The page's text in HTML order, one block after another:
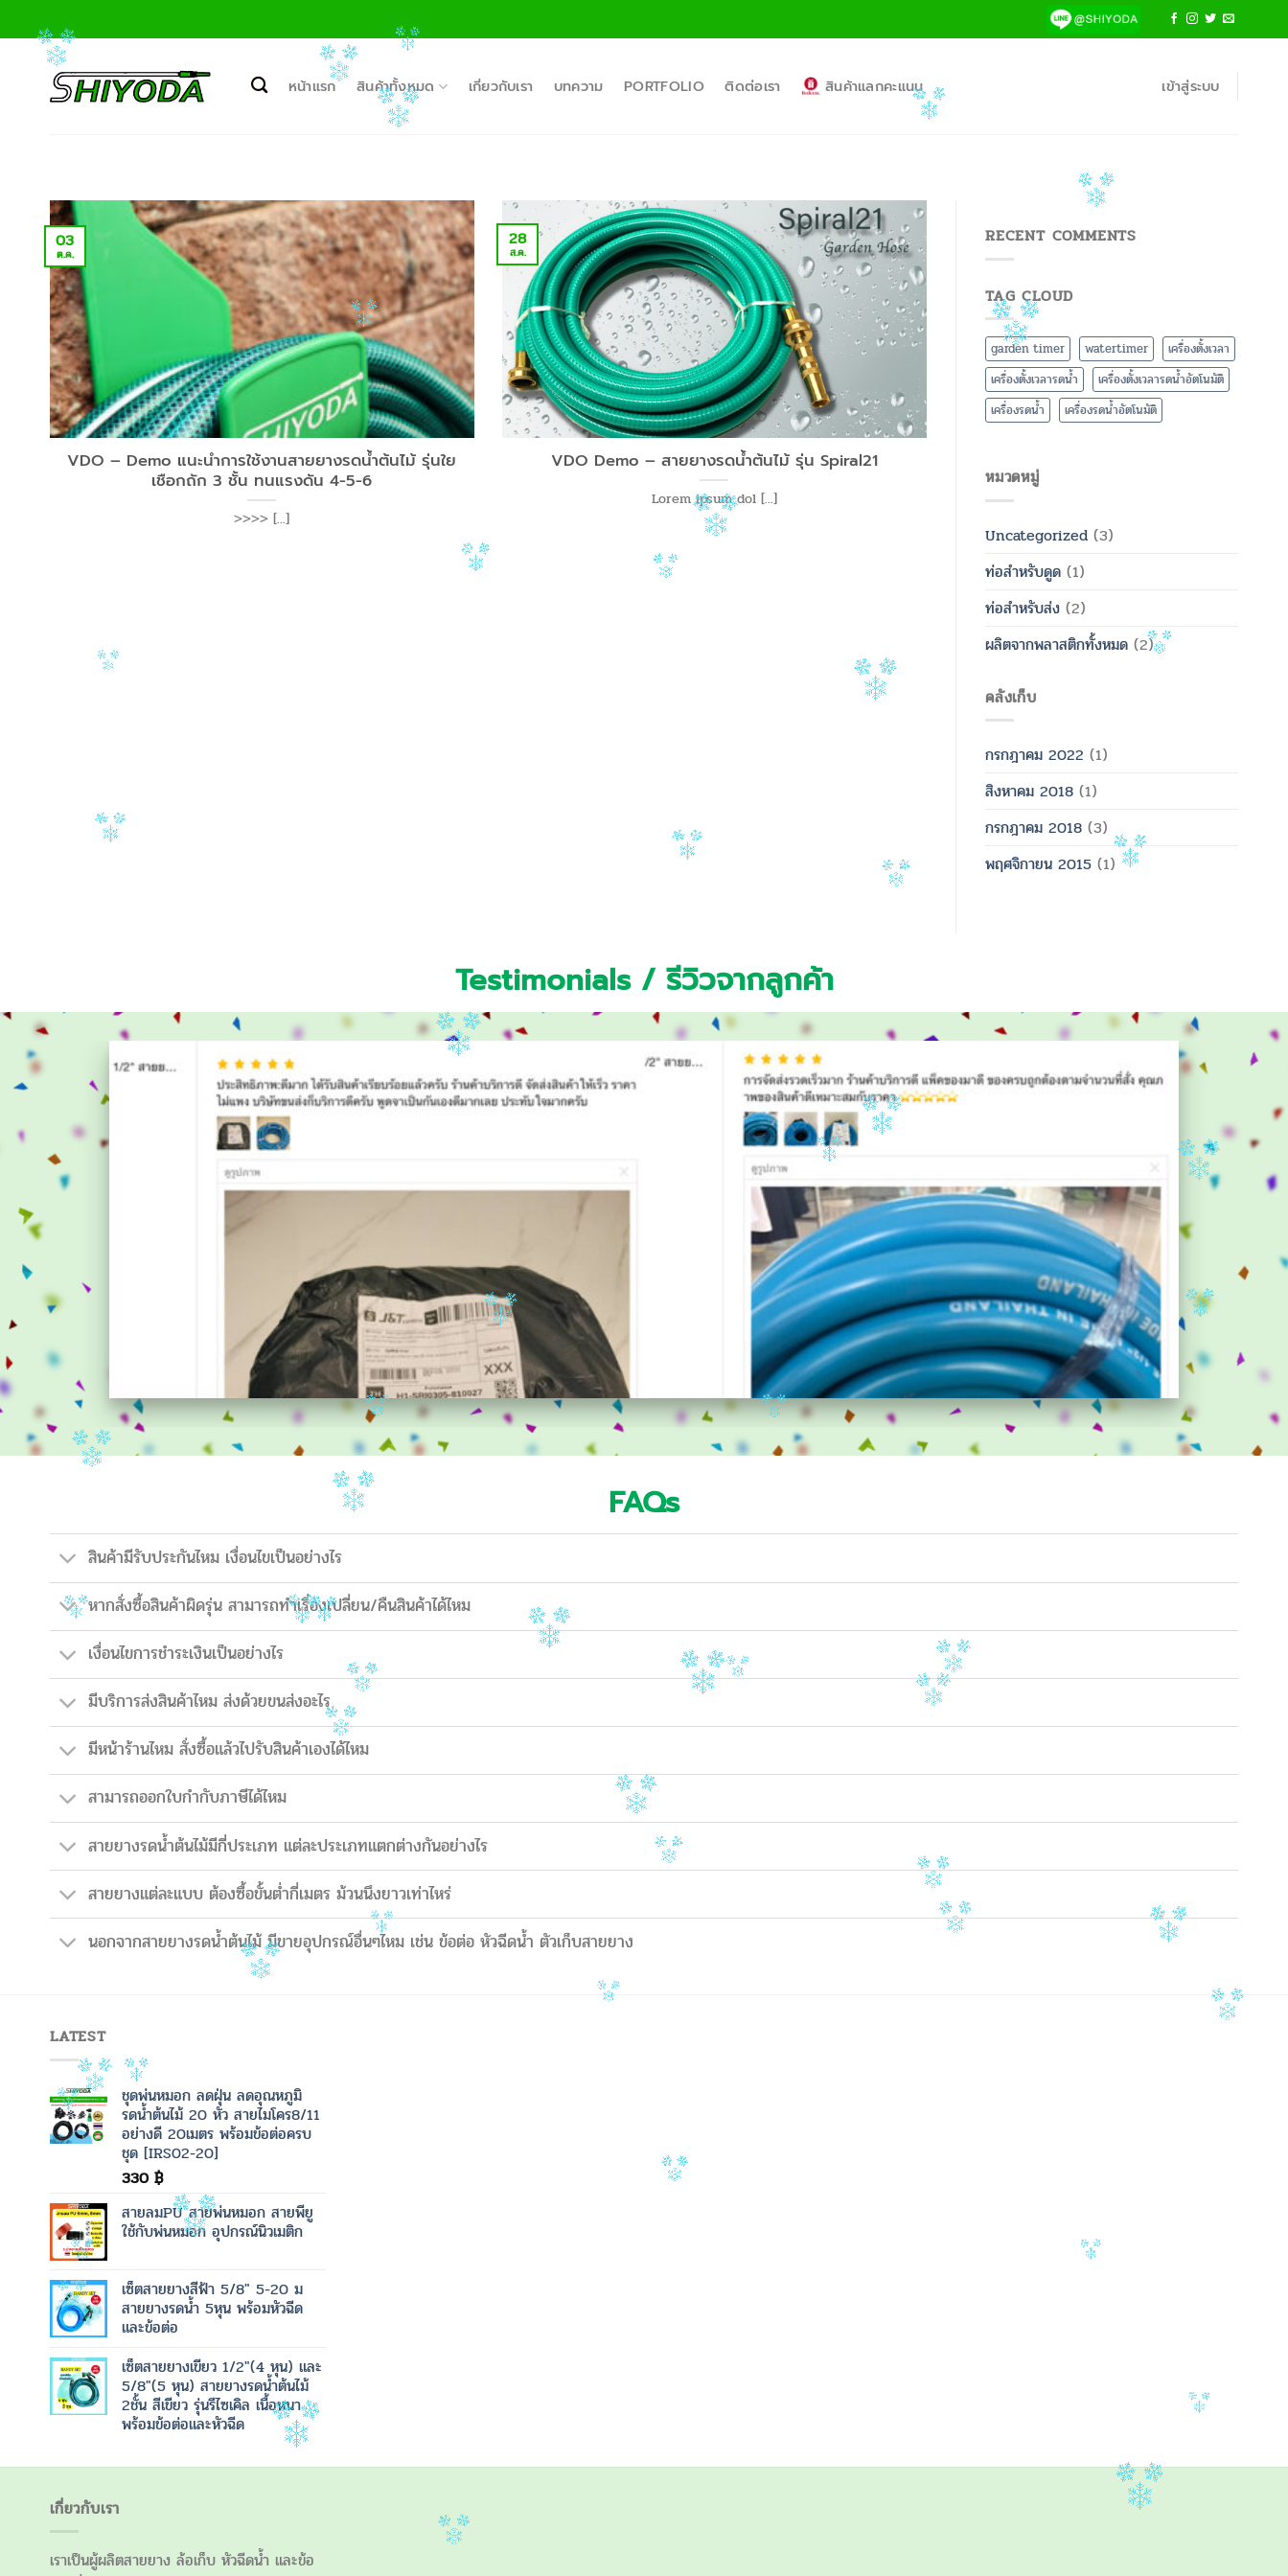
ไป
หน้าแรก สินค้าทั้งหมด เกี่ยวกับเรา บทความ PORTFOLIO ติดต่อเรา สินค้าแลกคะแนน เข้าสู่ระบบ
VDO – Demo แนะนำการใช้งานสายยางรดน้ำต้นไม้ รุ่นใย
เชือกถัก 3 ชั้น ทนแรงดัน 4-5-6
>>>> [...]
03
ต.ค.
VDO Demo – สายยางรดน้ำต้นไม้ รุ่น Spiral21
Lorem ipsum dol [...]
28
ส.ค.
RECENT COMMENTS
TAG CLOUD
garden timer watertimer
เครื่องตั้งเวลา
เครื่องตั้งเวลารดน้ำ
เครื่องตั้งเวลารดน้ำอัตโนมัติ
เครื่องรดน้ำ
เครื่องรดน้ำอัตโนมัติ
หมวดหมู่
Uncategorized (3)
ท่อสำหรับดูด (1)
ท่อสำหรับส่ง (2)
ผลิตจากพลาสติกทั้งหมด (2)
คลังเก็บ
กรกฎาคม 2022 (1)
สิงหาคม 2018 (1)
กรกฎาคม 2018 (3)
พฤศจิกายน 2015 (1)
Testimonials / รีวิวจากลูกค้า
FAQs
สินค้ามีรับประกันไหม เงื่อนไขเป็นอย่างไร
หากสั่งซื้อสินค้าผิดรุ่น สามารถทำเรื่องเปลี่ยน/คืนสินค้าได้ไหม
เงื่อนไขการชำระเงินเป็นอย่างไร
มีบริการส่งสินค้าไหม ส่งด้วยขนส่งอะไร
มีหน้าร้านไหม สั่งซื้อแล้วไปรับสินค้าเองได้ไหม
สามารถออกใบกำกับภาษีได้ไหม
สายยางรดน้ำต้นไม้มีกี่ประเภท แต่ละประเภทแตกต่างกันอย่างไร
สายยางแต่ละแบบ ต้องซื้อขั้นต่ำกี่เมตร ม้วนนึงยาวเท่าไหร่
นอกจากสายยางรดน้ำต้นไม้ มีขายอุปกรณ์อื่นๆไหม เช่น ข้อต่อ หัวฉีดน้ำ ตัวเก็บสายยาง
LATEST
ชุดพ่นหมอก ลดฝุ่น ลดอุณหภูมิ
รดน้ำต้นไม้ 20 หัว สายไมโคร8/11
อย่างดี 20เมตร พร้อมข้อต่อครบ
ชุด [IRS02-20]
330 ฿
สายลมPU สายพ่นหมอก สายพียู
ใช้กับพ่นหมอก อุปกรณ์นิวเมติก
เซ็ตสายยางสีฟ้า 5/8" 5-20 ม
สายยางรดน้ำ 5หุน พร้อมหัวฉีด
และข้อต่อ
เซ็ตสายยางเขียว 1/2"(4 หุน) และ
5/8"(5 หุน) สายยางรดน้ำต้นไม้
2ชั้น สีเขียว รุ่นรีไซเคิล เนื้อหนา
พร้อมข้อต่อและหัวฉีด
เกี่ยวกับเรา
เราเป็นผู้ผลิตสายยาง ล้อเก็บ หัวฉีดน้ำ และข้อ